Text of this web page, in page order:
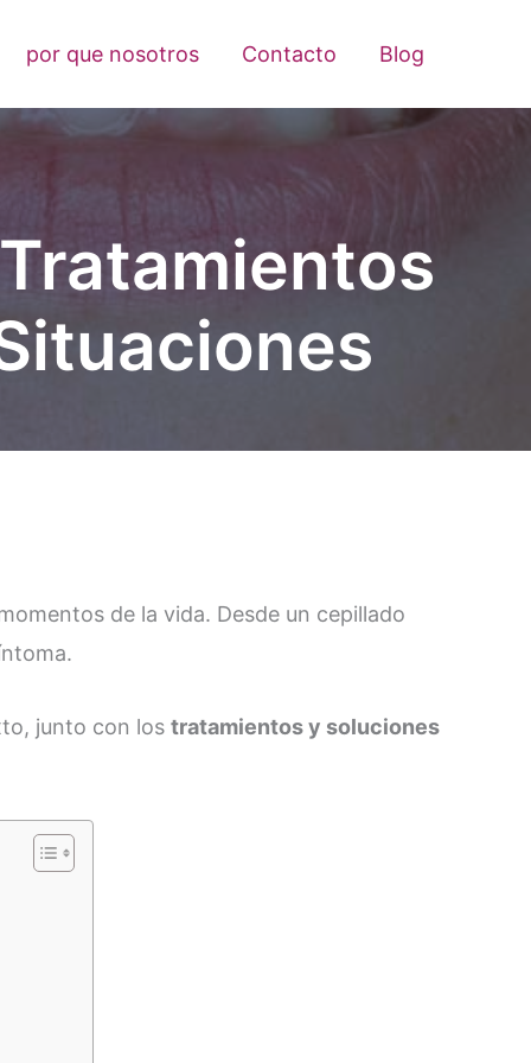
por que nosotros Contacto Blog
de la vida. Desde un cepillado
junto con los tratamientos y soluciones